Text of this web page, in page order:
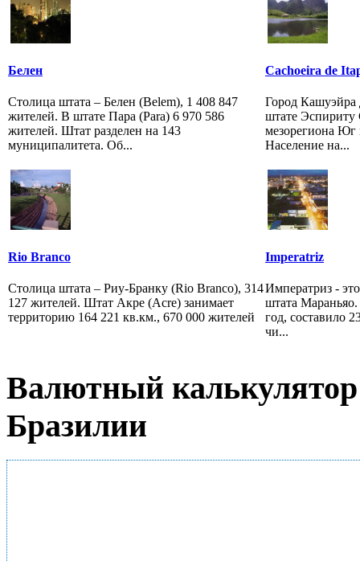
Белен
Столица штата – Белен (Belem), 1 408 847
жителей. В штате Пара (Para) 6 970 586
жителей. Штат разделен на 143
муниципалитета. Об...
Cachoeira de
Город Кашуэйра
штате Эспириту
мезорегиона Юг
Население на...
Rio Branco
Столица штата – Риу-Бранку (Rio Branco), 314
127 жителей. Штат Акре (Acre) занимает
территорию 164 221 кв.км., 670 000 жителей
Imperatriz
Императриз -
штата Мараньяо.
год, составило
чи...
Валютный
Бразилии